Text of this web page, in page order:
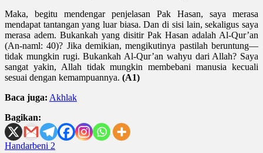
Maka, begitu mendengar penjelasan Pak Hasan, saya merasa
mendapat tantangan yang luar biasa. Dan di sisi lain, sekaligus saya
merasa adem. Bukankah yang disitir Pak Hasan adalah Al-Qur’an
(An-naml: 40)? Jika demikian, mengikutinya pastilah beruntung—
tidak mungkin rugi. Bukankah Al-Qur’an wahyu dari Allah? Saya
sangat yakin, Allah tidak mungkin membebani manusia kecuali
sesuai dengan kemampuannya. (A1)
Baca juga: Akhlak
Bagikan:
Post
Handarbeni 2